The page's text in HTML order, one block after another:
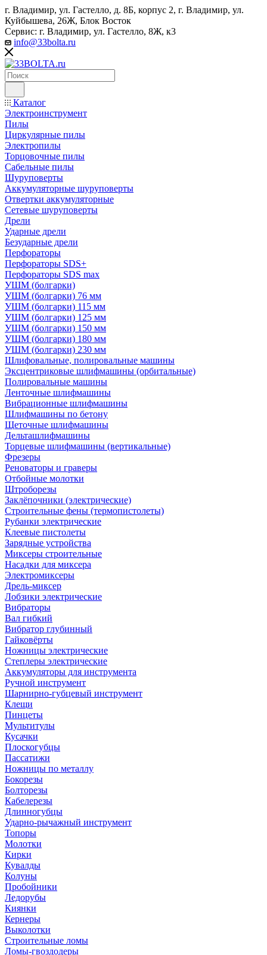
г. Владимир, ул. Гастелло, д. 8Б, корпус 2, г. Владимир, ул. ​
Куйбышева, 26Ж, Блок Восток
Сервис: г. Владимир, ул. Гастелло, 8Ж, к3
info@33bolta.ru
Каталог
Электроинструмент
Пилы
Циркулярные пилы
Электропилы
Торцовочные пилы
Сабельные пилы
Шуруповерты
Аккумуляторные шуруповерты
Отвертки аккумуляторные
Сетевые шуруповерты
Дрели
Ударные дрели
Безударные дрели
Перфораторы
Перфораторы SDS+
Перфораторы SDS max
УШМ (болгарки)
УШМ (болгарки) 76 мм
УШМ (болгарки) 115 мм
УШМ (болгарки) 125 мм
УШМ (болгарки) 150 мм
УШМ (болгарки) 180 мм
УШМ (болгарки) 230 мм
Шлифовальные, полировальные машины
Эксцентриковые шлифмашины (орбитальные)
Полировальные машины
Ленточные шлифмашины
Вибрационные шлифмашины
Шлифмашины по бетону
Щеточные шлифмашины
Дельташлифмашины
Торцевые шлифмашины (вертикальные)
Фрезеры
Реноваторы и граверы
Отбойные молотки
Штроборезы
Заклёпочники (электрические)
Строительные фены (термопистолеты)
Рубанки электрические
Клеевые пистолеты
Зарядные устройства
Миксеры строительные
Насадки для миксера
Электромиксеры
Дрель-миксер
Лобзики электрические
Вибраторы
Вал гибкий
Вибратор глубинный
Гайковёрты
Ножницы электрические
Степлеры электрические
Аккумуляторы для инструмента
Ручной инструмент
Шарнирно-губцевый инструмент
Клещи
Пинцеты
Мультитулы
Кусачки
Плоскогубцы
Пассатижи
Ножницы по металлу
Бокорезы
Болторезы
Кабелерезы
Длинногубцы
Ударно-рычажный инструмент
Топоры
Молотки
Кирки
Кувалды
Колуны
Пробойники
Ледорубы
Киянки
Кернеры
Выколотки
Строительные ломы
Ломы-гвоздодеры